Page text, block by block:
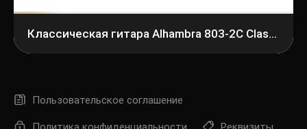
Классическая гитара Alhambra 803-2С Classical Student 2C
Пользовательское соглашение